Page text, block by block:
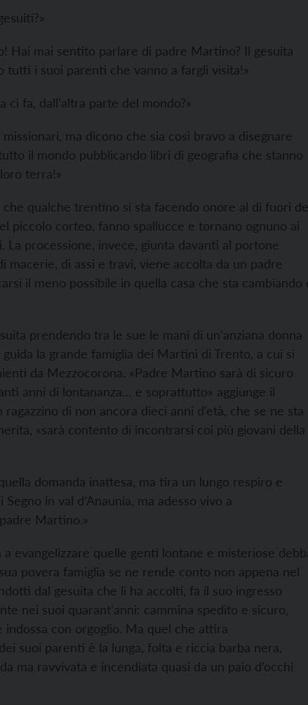
Hai mai sentito parlare di padre Martino? Il gesuita
tutti i suoi parenti che vanno a fargli visita!»
fa, dall’altra parte del mondo?»
ma dicono che sia così bravo a disegnare
il mondo pubblicando libri di geografia che stanno
terra!»
qualche trentino si sta facendo onore al di fuori
piccolo corteo, fanno spallucce e tornano ognuno ai
processione, invece, giunta davanti al portone
macerie, di assi e travi, viene accolta da un padre
il meno possibile in quella casa che sta cambiando
prendendo tra le sue le mani di un’anziana donna
la grande famiglia dei Martini di Trento, a cui si
da Mezzocorona. «Padre Martino sarà di sicuro
anni di lontananza… e soprattutto» aggiunge il
di non ancora dieci anni d’età, che se ne sta
«sarà contento di incontrarsi coi più giovani della
domanda inattesa, ma tira un lungo respiro e
in val d’Anaunia, ma adesso vivo a
Martino.»
evangelizzare quelle genti lontane e misteriose
povera famiglia se ne rende conto non appena nel
dal gesuita che li ha accolti, fa il suo ingresso
nei suoi quarant’anni: cammina spedito e sicuro,
indossa con orgoglio. Ma quel che attira
suoi parenti è la lunga, folta e riccia barba nera,
ma ravvivata e incendiata quasi da un paio d’occhi